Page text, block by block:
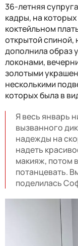
36-летняя
кадры, на
коктейльном
открытой спиной,
дополнила образ
локонами,
золотыми
несколькими
которых была в
Я весь январь
вызванного
надежды на
надеть
макияж, потом
потанцевать.
поделилась